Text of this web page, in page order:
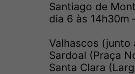
Santiago de
dia 6 às 14h30m
Valhascos (junto
Sardoal (Praça
Santa Clara